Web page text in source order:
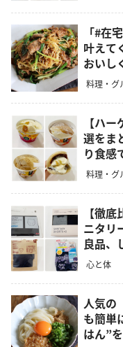
「#在
叶えて
おいし
料理・グ
【ハ
選をま
り食感
料理・グ
【徹
ニタリ
良品、
心と体
人気の
も簡単
はん”